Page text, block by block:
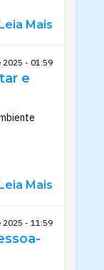
Mais
2025 - 01:59
e
Mais
2025 - 11:59